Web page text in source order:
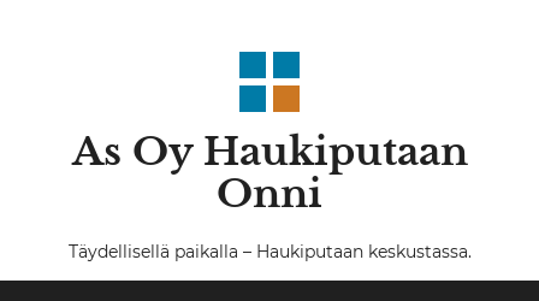
As Oy Haukiputaan
Onni
Täydellisellä paikalla – Haukiputaan keskustassa.